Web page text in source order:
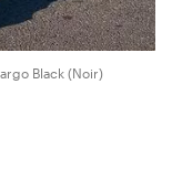
Black (Noir)